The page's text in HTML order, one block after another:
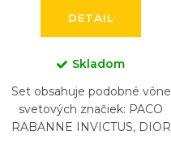
DETAIL
Skladom
Set obsahuje podobné vône
svetových značiek: PACO
RABANNE INVICTUS, DIOR